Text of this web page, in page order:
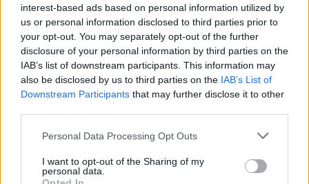
interest-based ads based on personal information utilized by
us or personal information disclosed to third parties prior to
your opt-out. You may separately opt-out of the further
disclosure of your personal information by third parties on the
IAB’s list of downstream participants. This information may
also be disclosed by us to third parties on the IAB’s List of
Downstream Participants that may further disclose it to other
Please note that this website/app uses one or more Google
not limited to your visit or usage behaviour. You may click to
grant or deny consent to Google and its third-party tags to
Personal Data Processing Opt Outs
I want to opt-out of the Sharing of my
personal data.
Meteo Olbia 7 agosto, sole e caldo tornano
protagonisti
Test tunnel Olbia: rampe chiuse ancora fino a
fine agosto
Aggius conquista la classifica delle mete più
amate dell’estate 2026